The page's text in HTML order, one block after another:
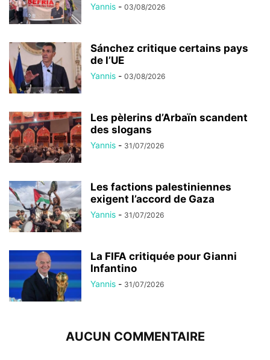
Yannis - 03/08/2026
Sánchez critique certains pays
de l’UE
Yannis - 03/08/2026
Les pèlerins d’Arbaïn scandent
des slogans
Yannis - 31/07/2026
Les factions palestiniennes
exigent l’accord de Gaza
Yannis - 31/07/2026
La FIFA critiquée pour Gianni
Infantino
Yannis - 31/07/2026
AUCUN COMMENTAIRE